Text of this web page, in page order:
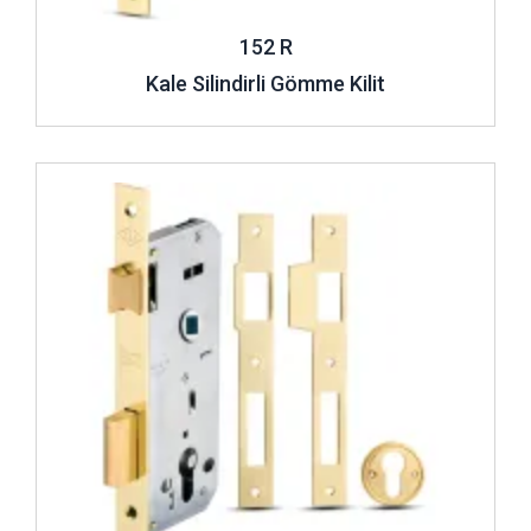
Silindirli Gömme Kilitler Nasıl Değiştirilir?
Dış etkenlerden ya da kullanıcıdan kaynaklı bazı durumlarda
gömme kilitlerin değişmesi gerekebilir. Daha yüksek
kaybolduğunda veya çalındığında, yeni bir eve taşındığınızda
ya da kötü niyetli kişiler tarafından kilidiniz bir şekilde zarar
silindir gömme kilit değişimi
isteyebilirsiniz. Bu değişimler bazı durumlarda keyif dolu
anlarınızı geçirdiğiniz evlerinizin ya da geçim kaynağınız
olan iş yerlerinizin güvenliği için kaçınılmaz olabilir. Böyle
durumlarda kilidinizi nasıl değiştirmeniz gerektiğini
Silindir gömme kilit sistemleri
takılabilecek özelliklere sahiptir. Eğer yeni takacağınız
kilidin ölçüleri kapınızın kilit yuvasına uygunsa bu işlemi
kendi imkanlarınızla çok basit bir şekilde
152 R
Kale Silindirli Gömme Kilit